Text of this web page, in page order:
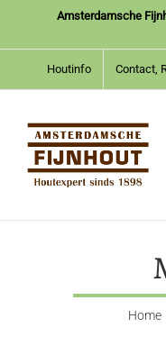
inhoud
Amsterdamsche
Houtinfo Contact,
Home